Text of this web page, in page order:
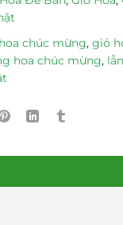
chúc mừng, giỏ
hoa chúc mừng,